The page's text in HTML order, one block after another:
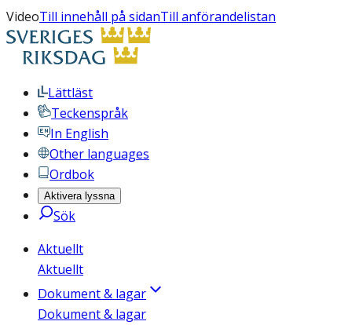
VideoTill innehåll på sidanTill anförandelistan
Lättläst
Teckenspråk
In English
Other languages
Ordbok
Aktivera lyssna
Sök
Aktuellt
Aktuellt
Dokument & lagar
Dokument & lagar